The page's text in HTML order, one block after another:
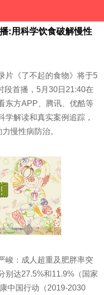
:用科学饮食破解慢性
片《了不起的食物》将于5
段首播，5月30日21:40在
东方APP、腾讯、优酷等
学解读和真实案例追踪，
慢性病防治。
峻：成人超重及肥胖率突
别达27.5%和11.9%（国家
中国行动（2019-2030